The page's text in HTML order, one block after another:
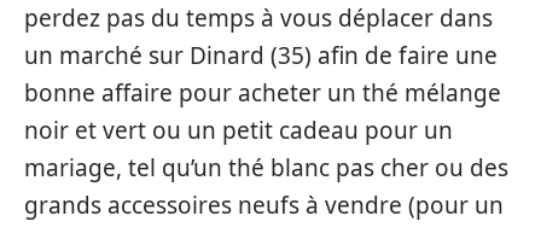
perdez pas du temps à vous déplacer dans
un marché sur Dinard (35) afin de faire une
bonne affaire pour acheter un thé mélange
noir et vert ou un petit cadeau pour un
mariage, tel qu’un thé blanc pas cher ou des
grands accessoires neufs à vendre (pour un